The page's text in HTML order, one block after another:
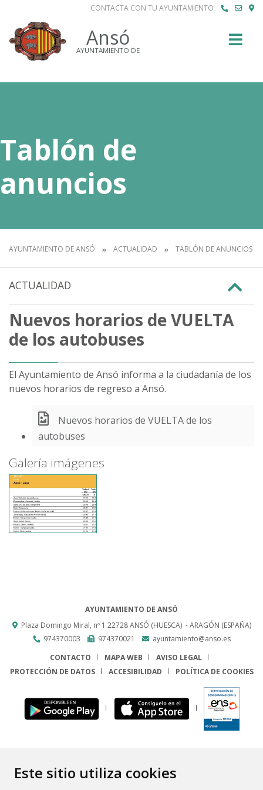
Este sitio utiliza cookies
CONTACTA CON TU AYUNTAMIENTO
Ansó
AYUNTAMIENTO DE
Tablón de
anuncios
AYUNTAMIENTO DE ANSÓ ACTUALIDAD TABLÓN DE ANUNCIOS
ACTUALIDAD
Nuevos horarios de VUELTA
de los autobuses
El Ayuntamiento de Ansó informa a la ciudadanía de los
nuevos horarios de regreso a Ansó.
Nuevos horarios de VUELTA de los
autobuses
Galería imágenes
AYUNTAMIENTO DE ANSÓ
Plaza Domingo Miral, nº 1 22728 ANSÓ (HUESCA) - ARAGÓN (ESPAÑA)
974370003
974370021
ayuntamiento@anso.es
CONTACTO
MAPA WEB
AVISO LEGAL
PROTECCIÓN DE DATOS
ACCESIBILIDAD POLÍTICA DE COOKIES